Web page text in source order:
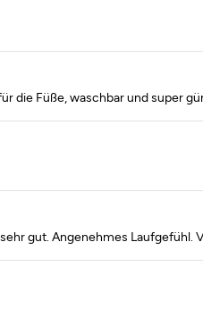
die Füße, waschbar und super
gut. Angenehmes Laufgefühl.